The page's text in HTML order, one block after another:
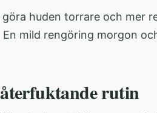
huden torrare och mer
mild rengöring morgon
rutin